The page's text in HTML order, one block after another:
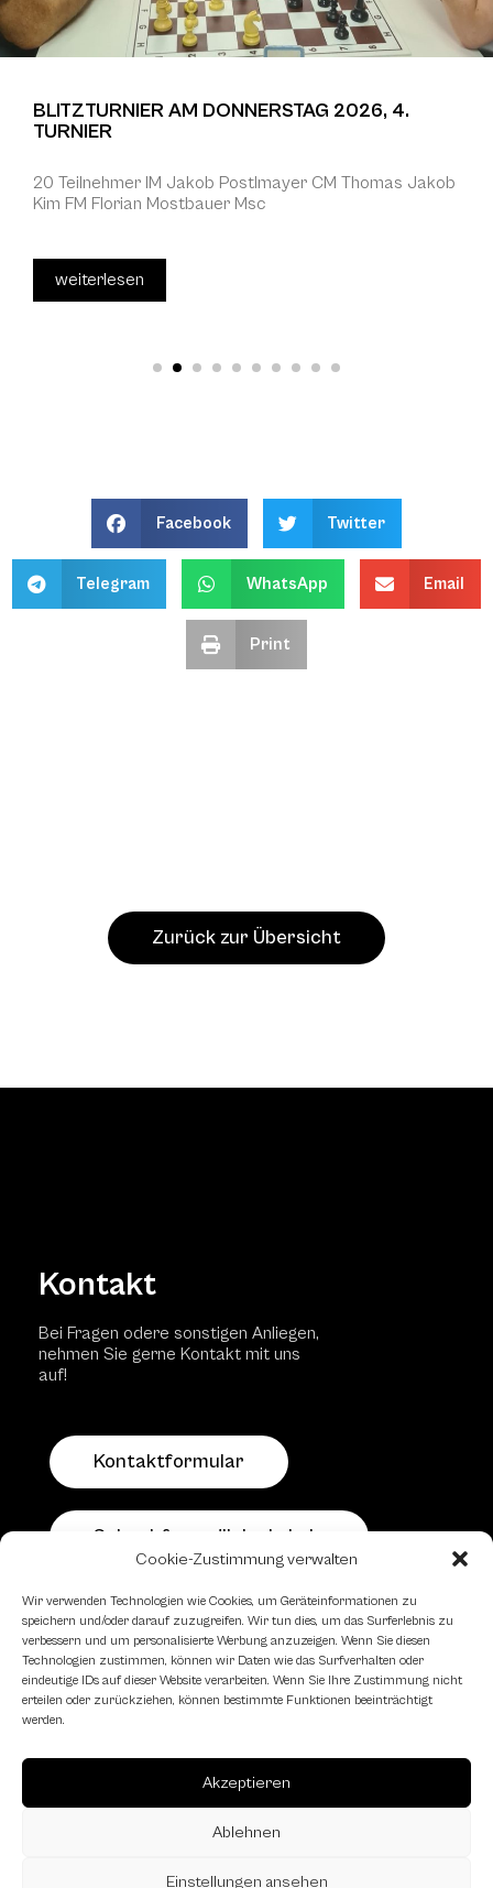
Cookie-Zustimmung verwalten
Wir verwenden Technologien wie Cookies, um Geräteinformationen zu
speichern und/oder darauf zuzugreifen. Wir tun dies, um das Surferlebnis zu
verbessern und um personalisierte Werbung anzuzeigen. Wenn Sie diesen
Technologien zustimmen, können wir Daten wie das Surfverhalten oder
eindeutige IDs auf dieser Website verarbeiten. Wenn Sie Ihre Zustimmung nicht
erteilen oder zurückziehen, können bestimmte Funktionen beeinträchtigt
werden.
Akzeptieren
Ablehnen
Einstellungen ansehen
BLITZTURNIER AM DONNERSTAG 2026, 4.
TURNIER
20 Teilnehmer IM Jakob Postlmayer CM Thomas Jakob
Kim FM Florian Mostbauer Msc
weiterlesen
Facebook Twitter
Telegram WhatsApp Email
Print
Zurück zur Übersicht
Kontakt
Bei Fragen odere sonstigen Anliegen,
nehmen Sie gerne Kontakt mit uns
auf!
Kontaktformular
Schachfreundliche Lokale